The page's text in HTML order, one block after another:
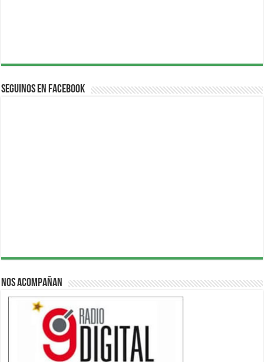
Seguinos en Facebook
Nos acompañan